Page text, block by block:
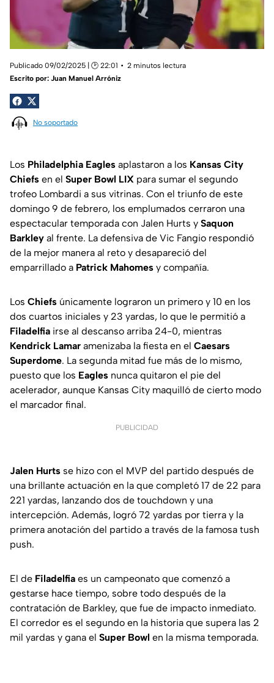
Publicado 09/02/2025 | 🕑 22:01
2 minutos lectura
Escrito por: Juan Manuel Arróniz
No soportado
Los Philadelphia Eagles aplastaron a los Kansas City
Chiefs en el Super Bowl LIX para sumar el segundo
trofeo Lombardi a sus vitrinas. Con el triunfo de este
domingo 9 de febrero, los emplumados cerraron una
espectacular temporada con Jalen Hurts y Saquon
Barkley al frente. La defensiva de Vic Fangio respondió
de la mejor manera al reto y desapareció del
emparrillado a Patrick Mahomes y compañía.
Los Chiefs únicamente lograron un primero y 10 en los
dos cuartos iniciales y 23 yardas, lo que le permitió a
Filadelfia irse al descanso arriba 24-0, mientras
Kendrick Lamar amenizaba la fiesta en el Caesars
Superdome. La segunda mitad fue más de lo mismo,
puesto que los Eagles nunca quitaron el pie del
acelerador, aunque Kansas City maquilló de cierto modo
el marcador final.
PUBLICIDAD
Jalen Hurts se hizo con el MVP del partido después de
una brillante actuación en la que completó 17 de 22 para
221 yardas, lanzando dos de touchdown y una
intercepción. Además, logró 72 yardas por tierra y la
primera anotación del partido a través de la famosa tush
push.
El de Filadelfia es un campeonato que comenzó a
gestarse hace tiempo, sobre todo después de la
contratación de Barkley, que fue de impacto inmediato.
El corredor es el segundo en la historia que supera las 2
mil yardas y gana el Super Bowl en la misma temporada.